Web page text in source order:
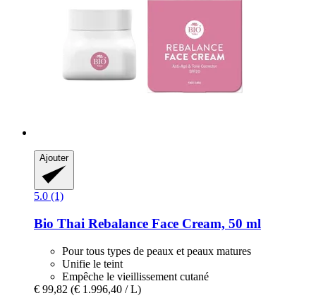
Ajouter
5.0 (1)
Bio Thai Rebalance Face Cream, 50 ml
Pour tous types de peaux et peaux matures
Unifie le teint
Empêche le vieillissement cutané
€ 99,82 (€ 1.996,40 / L)